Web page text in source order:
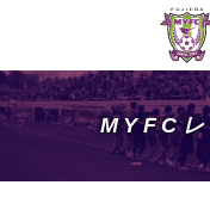
MYFC